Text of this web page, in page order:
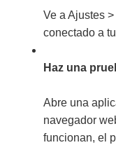
Ve a Ajustes
conectado a
Haz una
Abre una
navegador
funcionan, el